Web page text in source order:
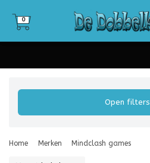
0
0
Open filters
Home Merken Mindclash games